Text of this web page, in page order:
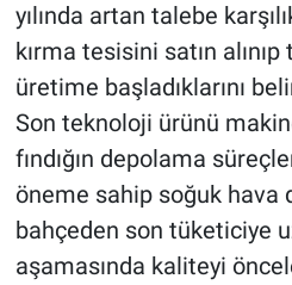
yılında artan talebe
kırma tesisini satın
üretime başladıklarını
Son teknoloji ürünü
fındığın depolama
öneme sahip soğuk hava
bahçeden son tüketiciye
aşamasında kaliteyi